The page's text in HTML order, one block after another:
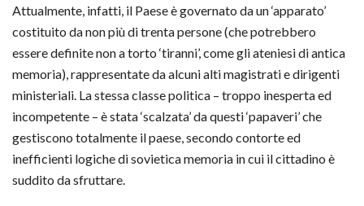
Attualmente, infatti, il Paese è governato da un ‘apparato’
costituito da non più di trenta persone (che potrebbero
essere definite non a torto ‘tiranni’, come gli ateniesi di antica
memoria), rappresentate da alcuni alti magistrati e dirigenti
ministeriali. La stessa classe politica – troppo inesperta ed
incompetente – è stata ‘scalzata’ da questi ‘papaveri’ che
gestiscono totalmente il paese, secondo contorte ed
inefficienti logiche di sovietica memoria in cui il cittadino è
suddito da sfruttare.